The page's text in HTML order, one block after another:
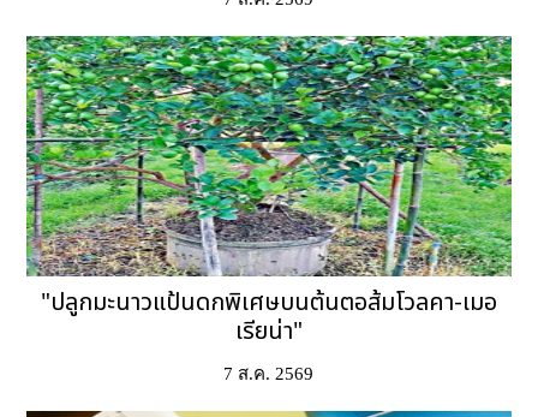
"ปลูกมะนาวแป้นดกพิเศษบนต้นตอส้มโวลคา-เมอ
เรียน่า"
7 ส.ค. 2569